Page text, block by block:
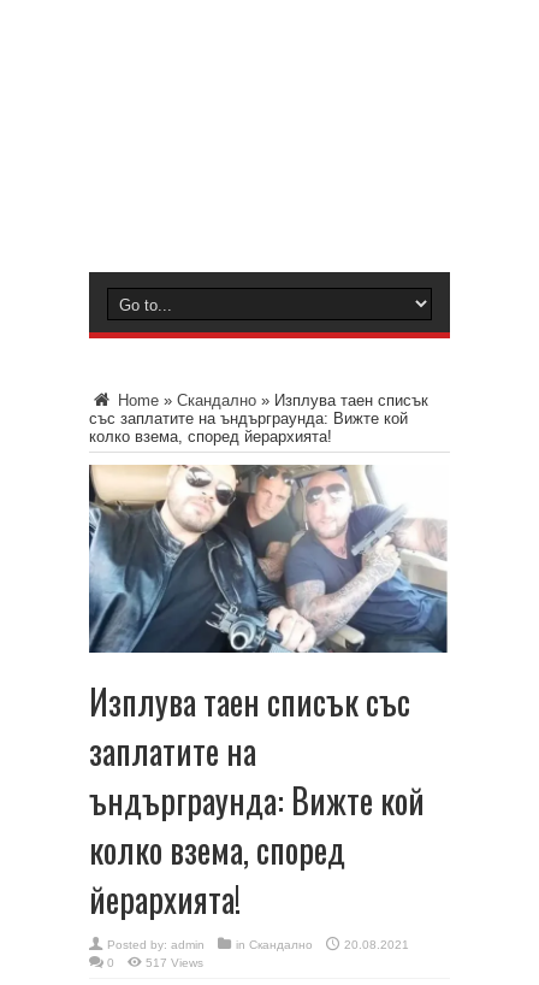
Home » Скандално » Изплува таен списък
със заплатите на ъндърграунда: Вижте кой
колко взема, според йерархията!
Изплува таен списък със
заплатите на
ъндърграунда: Вижте кой
колко взема, според
йерархията!
Posted by: admin in Скандално
20.08.2021
0
517 Views